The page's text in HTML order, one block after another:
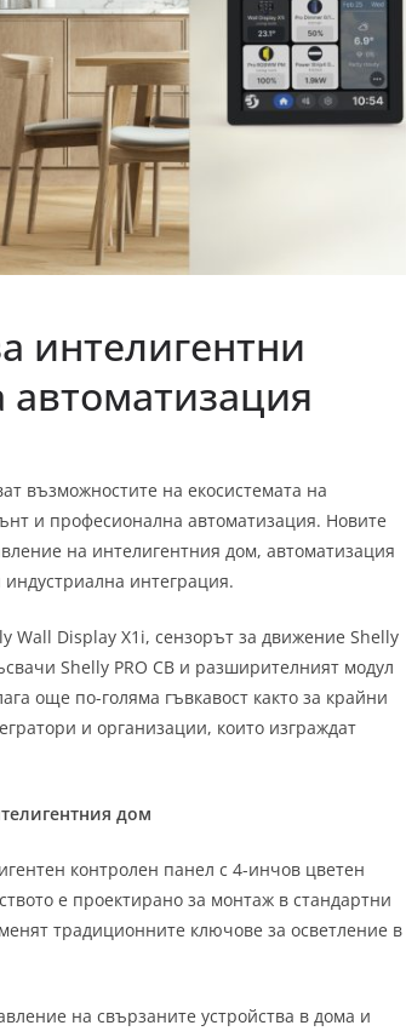
интелигентни
възможностите на екосистемата на
и професионална автоматизация. Новите
на интелигентния дом, автоматизация
интеграция.
Wall Display X1i, сензорът за движение Shelly
Shelly PRO CB и разширителният модул
още по-голяма гъвкавост както за крайни
и организации, които изграждат
дом
контролен панел с 4-инчов цветен
е проектирано за монтаж в стандартни
традиционните ключове за осветление в
на свързаните устройства в дома и